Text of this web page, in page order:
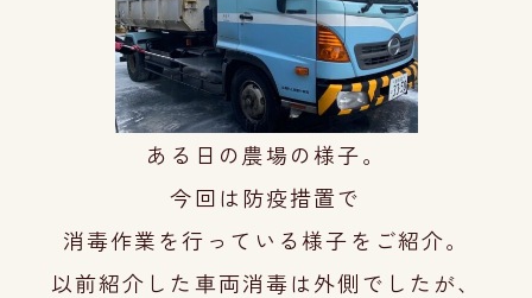
ある日の農場の様子。
今回は防疫措置で
消毒作業を行っている様子をご紹介。
以前紹介した車両消毒は外側でしたが、